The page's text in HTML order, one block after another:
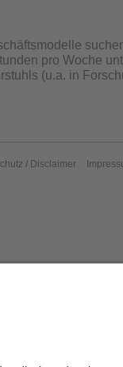
pro Woche
(u.a. in
/ Disclaimer